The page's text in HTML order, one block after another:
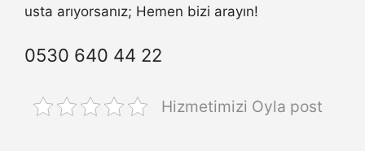
usta arıyorsanız; Hemen bizi arayın!
0530 640 44 22
Hizmetimizi Oyla post